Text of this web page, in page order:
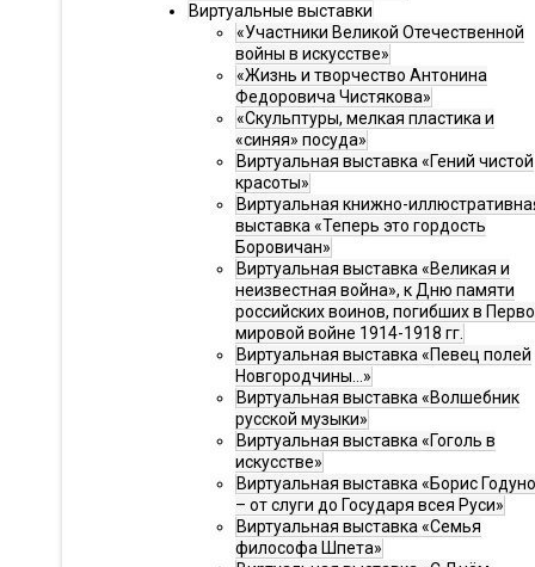
Виртуальные выставки
«Участники Великой Отечественной
войны в искусстве»
«Жизнь и творчество Антонина
Федоровича Чистякова»
«Скульптуры, мелкая пластика и
«синяя» посуда»
Виртуальная выставка «Гений чистой
красоты»
Виртуальная книжно-
выставка «Теперь это гордость
Боровичан»
Виртуальная выставка «Великая и
неизвестная война», к Дню памяти
российских воинов, погибших в
мировой войне 1914-1918 гг.
Виртуальная выставка «Певец полей
Новгородчины…»
Виртуальная выставка «Волшебник
русской музыки»
Виртуальная выставка «Гоголь в
искусстве»
Виртуальная выставка «Борис
– от слуги до Государя всея Руси»
Виртуальная выставка «Семья
философа Шпета»